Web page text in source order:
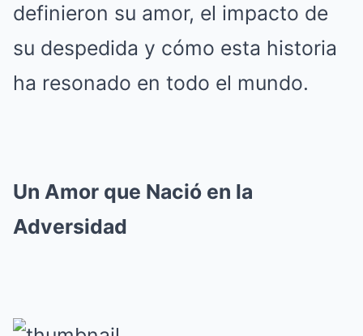
definieron su amor, el impacto de
su despedida y cómo esta historia
ha resonado en todo el mundo.
Un Amor que Nació en la
Adversidad